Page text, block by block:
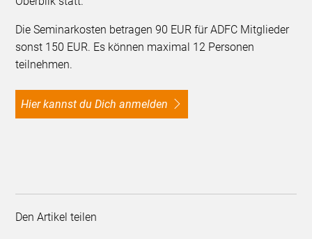
Die Seminarkosten betragen 90 EUR für ADFC Mitglieder
sonst 150 EUR. Es können maximal 12 Personen
teilnehmen.
hier kannst du Dich anmelden
Den Artikel teilen